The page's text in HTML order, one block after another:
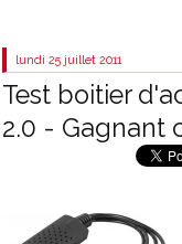
lundi 25 juillet 2011
Test boitier
2.0 - Gagnant